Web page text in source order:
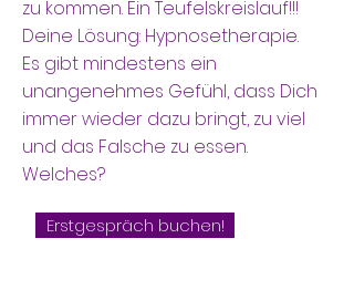
zu kommen. Ein Teufelskreislauf!!!
Deine Lösung: Hypnosetherapie.
Es gibt mindestens ein
unangenehmes Gefühl, dass Dich
immer wieder dazu bringt, zu viel
und das Falsche zu essen.
Welches?
Erstgespräch buchen!